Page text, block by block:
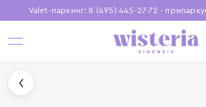
Valet-паркинг: 8 (495) 445-27-72 -
Бесплатная доставка при заказе
Установите приложение, чтобы покупки